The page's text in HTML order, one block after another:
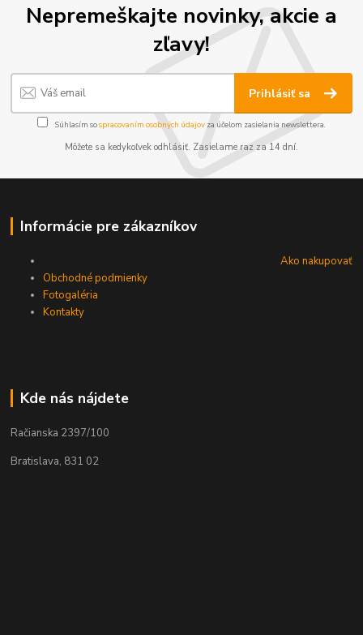
Nepremeškajte novinky, akcie a
zľavy!
Prihlásiť sa
Súhlasím sospracovaním osobných údajov za účelom zasielania newslettera.
Môžete sa kedykoľvek odhlásiť. Zasielame raz za 14 dní.
Informácie pre zákazníkov
Ako nakupovať
Obchodné podmienky
Fotogaléria
Kontakty
Kde nás nájdete
Račianska 2397/100
Bratislava, 831 02